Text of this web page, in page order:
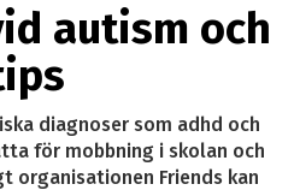
autism och
diagnoser som adhd och
för mobbning i skolan och
organisationen Friends kan